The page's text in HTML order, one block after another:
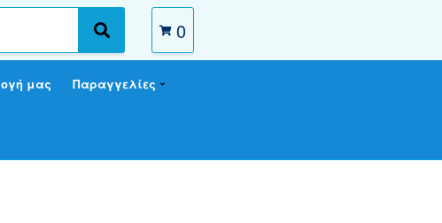
S
e
r
0
μας Παραγγελίες